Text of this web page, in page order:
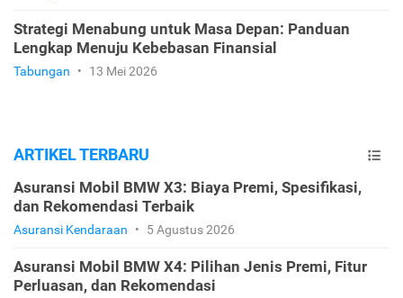
Strategi Menabung untuk Masa Depan: Panduan
Lengkap Menuju Kebebasan Finansial
Tabungan • 13 Mei 2026
ARTIKEL TERBARU
Asuransi Mobil BMW X3: Biaya Premi, Spesifikasi,
dan Rekomendasi Terbaik
Asuransi Kendaraan • 5 Agustus 2026
Asuransi Mobil BMW X4: Pilihan Jenis Premi, Fitur
Perluasan, dan Rekomendasi